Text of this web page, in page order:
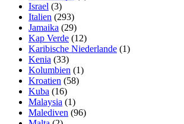
Israel (3)
Italien (293)
Jamaika (29)
Kap Verde (12)
Karibische Niederlande (1)
Kenia (33)
Kolumbien (1)
Kroatien (58)
Kuba (16)
Malaysia (1)
Malediven (96)